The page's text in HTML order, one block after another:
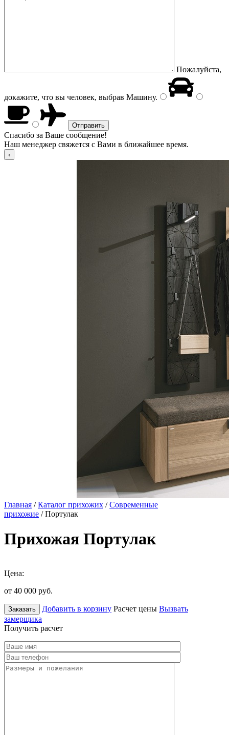
Пожалуйста,
докажите, что вы человек, выбрав Машину.
Спасибо за Ваше сообщение!
Наш менеджер свяжется с Вами в ближайшее время.
Главная /Каталог прихожих /Современные
прихожие / Портулак
Прихожая Портулак
Цена:
от 40 000 руб.
Заказать Добавить в корзину Расчет цены Вызвать
замерщика
Получить расчет